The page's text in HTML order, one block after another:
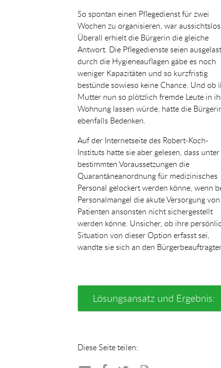
So spontan einen Pflegedienst für zwei
Wochen zu organisieren, war
Überall erhielt die Bürgerin die gleiche
Antwort. Die Pflegedienste seien
durch die Hygieneauflagen gäbe es noch
weniger Kapazitäten und so kurzfristig
bestünde sowieso keine Chance. Und ob
Mutter nun so plötzlich fremde Leute in
Wohnung lassen würde, hatte die
ebenfalls Bedenken.
Auf der Internetseite des Robert-Koch-
Instituts hatte sie aber gelesen, dass unter
bestimmten Voraussetzungen die
Quarantäneanordnung für medizinisches
Personal gelockert werden könne, wenn
Personalmangel die akute Versorgung von
Patienten ansonsten nicht sichergestellt
werden könne. Unsicher, ob ihre
Situation von dieser Option erfasst sei,
wandte sie sich an den
Lösungsansatz und Ergebnis:
Diese Seite teilen: